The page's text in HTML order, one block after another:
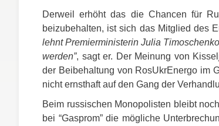
Derweil erhöht das die Chancen für
beizubehalten, ist sich das Mitglied des
lehnt Premierministerin Julia
werden”, sagt er. Der Meinung von
der Beibehaltung von RosUkrEnergo im
nicht ernsthaft auf den Gang der
Beim russischen Monopolisten bleibt
bei “Gasprom” die mögliche